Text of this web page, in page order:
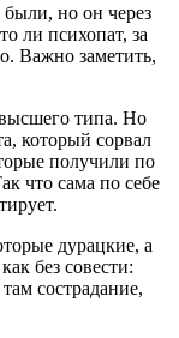
но он через
ли психопат, за
Важно заметить,
типа. Но
который сорвал
получили по
что сама по себе
дурацкие, а
без совести:
сострадание,